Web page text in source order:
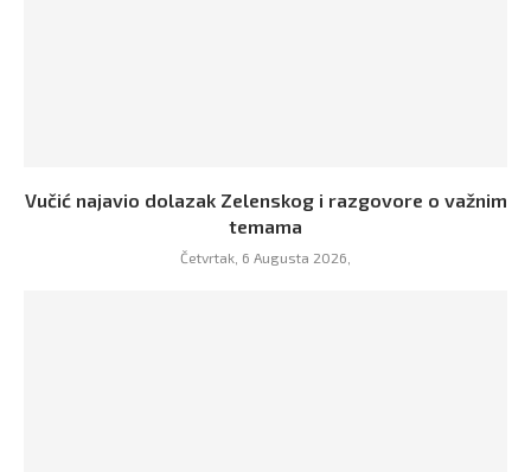
Vučić najavio dolazak Zelenskog i razgovore o važnim
temama
Četvrtak, 6 Augusta 2026,